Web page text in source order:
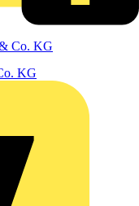
Co. KG
KG